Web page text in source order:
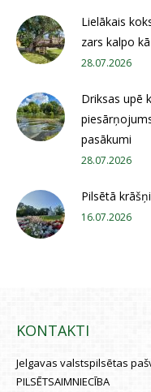
Lielākais
zars kalpo
28.07.2026
Driksas upē
pasākumi
28.07.2026
Pilsētā
16.07.2026
KONTAKTI
Jelgavas valstspilsētas
PILSĒTSAIMNIECĪBA